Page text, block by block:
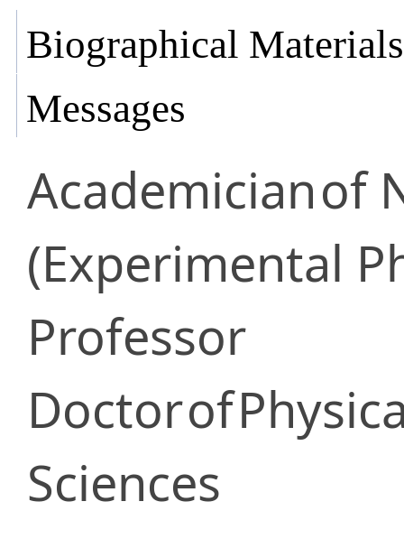
Biographical Materials
Messages
Academicianof
(Experimental
Professor
Doctorof
Sciences